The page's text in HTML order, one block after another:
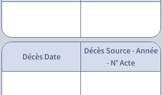
Décès Date
Décès Source - Année
- N° Acte